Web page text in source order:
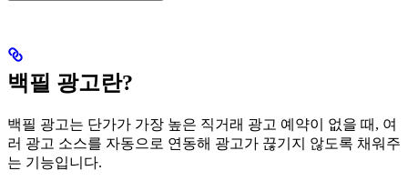
백필 광고란?
백필 광고는 단가가 가장 높은 직거래 광고 예약이 없을 때, 여
러 광고 소스를 자동으로 연동해 광고가 끊기지 않도록 채워주
는 기능입니다.